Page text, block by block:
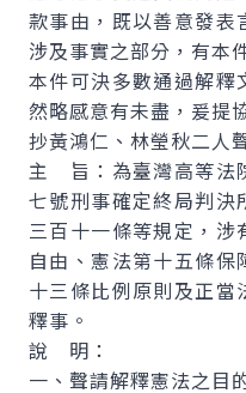
款事由，既以善意發表
涉及事實之部分，有本
本件可決多數通過解釋
然略感意有未盡，爰提
抄黃鴻仁、林瑩秋二人
主 旨：為臺灣高等法
七號刑事確定終局判決
三百十一條等規定，涉
自由、憲法第十五條
十三條比例原則及正
釋事。
說 明：
一、聲請解釋憲法之目